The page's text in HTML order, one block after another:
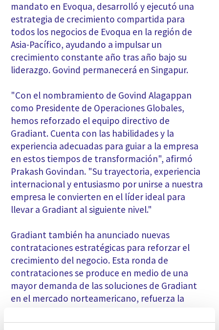
mandato en Evoqua, desarrolló y ejecutó una
estrategia de crecimiento compartida para
todos los negocios de Evoqua en la región de
Asia-Pacífico, ayudando a impulsar un
crecimiento constante año tras año bajo su
liderazgo. Govind permanecerá en Singapur.
"Con el nombramiento de Govind Alagappan
como Presidente de Operaciones Globales,
hemos reforzado el equipo directivo de
Gradiant. Cuenta con las habilidades y la
experiencia adecuadas para guiar a la empresa
en estos tiempos de transformación", afirmó
Prakash Govindan. "Su trayectoria, experiencia
internacional y entusiasmo por unirse a nuestra
empresa le convierten en el líder ideal para
llevar a Gradiant al siguiente nivel."
Gradiant también ha anunciado nuevas
contrataciones estratégicas para reforzar el
crecimiento del negocio. Esta ronda de
contrataciones se produce en medio de una
mayor demanda de las soluciones de Gradiant
en el mercado norteamericano, refuerza la
de todo el mundo y refleja su sólida posición